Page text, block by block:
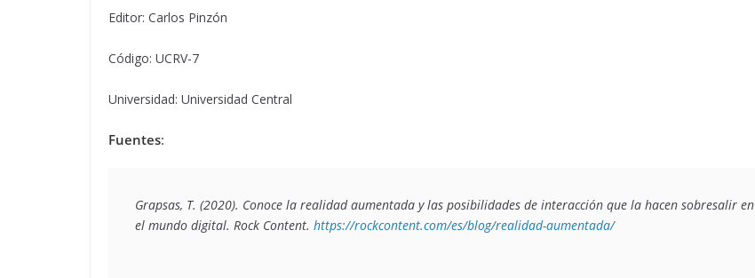
Editor: Carlos Pinzón
Código: UCRV-7
Universidad: Universidad Central
Fuentes:
Grapsas, T. (2020). Conoce la realidad aumentada y las posibilidades de interacción que la hacen sobresalir en
el mundo digital. Rock Content. https://rockcontent.com/es/blog/realidad-aumentada/